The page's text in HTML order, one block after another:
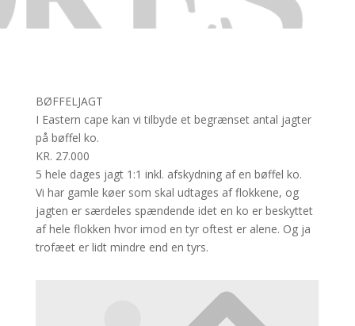
BØFFELJAGT
I Eastern cape kan vi tilbyde et begrænset antal jagter
på bøffel ko.
KR. 27.000
5 hele dages jagt 1:1 inkl. afskydning af en bøffel ko.
Vi har gamle køer som skal udtages af flokkene, og
jagten er særdeles spændende idet en ko er beskyttet
af hele flokken hvor imod en tyr oftest er alene. Og ja
trofæet er lidt mindre end en tyrs.